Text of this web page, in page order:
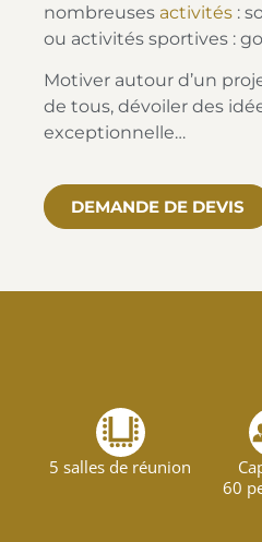
nombreuses activités :
ou activités sportives :
Motiver autour d’un
de tous, dévoiler des
exceptionnelle…
DEMANDE DE DEVIS
5 salles de réunion
60